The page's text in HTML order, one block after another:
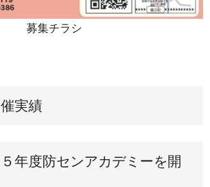
募集チラシ
実績
５年度防センアカデミーを開